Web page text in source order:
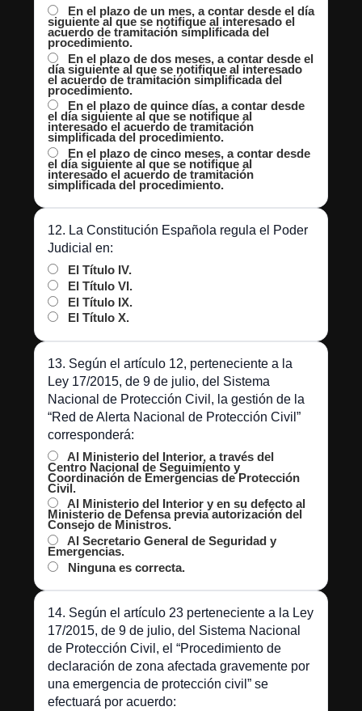
En el plazo de un mes, a contar desde el día
siguiente al que se notifique al interesado el
acuerdo de tramitación simplificada del
procedimiento.
En el plazo de dos meses, a contar desde el
día siguiente al que se notifique al interesado
el acuerdo de tramitación simplificada del
procedimiento.
En el plazo de quince días, a contar desde
el día siguiente al que se notifique al
interesado el acuerdo de tramitación
simplificada del procedimiento.
En el plazo de cinco meses, a contar desde
el día siguiente al que se notifique al
interesado el acuerdo de tramitación
simplificada del procedimiento.
12. La Constitución Española regula el Poder
Judicial en:
El Título IV.
El Título VI.
El Título IX.
El Título X.
13. Según el artículo 12, perteneciente a la
Ley 17/2015, de 9 de julio, del Sistema
Nacional de Protección Civil, la gestión de la
“Red de Alerta Nacional de Protección Civil”
corresponderá:
Al Ministerio del Interior, a través del
Centro Nacional de Seguimiento y
Coordinación de Emergencias de Protección
Civil.
Al Ministerio del Interior y en su defecto al
Ministerio de Defensa previa autorización del
Consejo de Ministros.
Al Secretario General de Seguridad y
Emergencias.
Ninguna es correcta.
14. Según el artículo 23 perteneciente a la Ley
17/2015, de 9 de julio, del Sistema Nacional
de Protección Civil, el “Procedimiento de
declaración de zona afectada gravemente por
una emergencia de protección civil” se
efectuará por acuerdo: